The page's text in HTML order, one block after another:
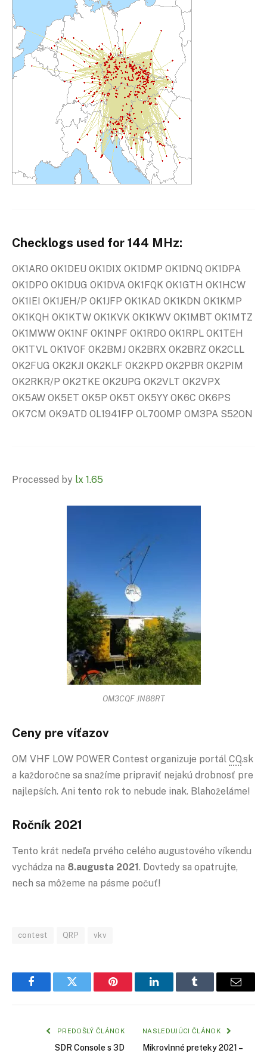
Checklogs used for 144 MHz:
OK1ARO OK1DEU OK1DIX OK1DMP OK1DNQ OK1DPA
OK1DPO OK1DUG OK1DVA OK1FQK OK1GTH OK1HCW
OK1IEI OK1JEH/P OK1JFP OK1KAD OK1KDN OK1KMP
OK1KQH OK1KTW OK1KVK OK1KWV OK1MBT OK1MTZ
OK1MWW OK1NF OK1NPF OK1RDO OK1RPL OK1TEH
OK1TVL OK1VOF OK2BMJ OK2BRX OK2BRZ OK2CLL
OK2FUG OK2KJI OK2KLF OK2KPD OK2PBR OK2PIM
OK2RKR/P OK2TKE OK2UPG OK2VLT OK2VPX
OK5AW OK5ET OK5P OK5T OK5YY OK6C OK6PS
OK7CM OK9ATD OL1941FP OL70OMP OM3PA S52ON
Processed by lx 1.65
OM3CQF JN88RT
Ceny pre víťazov
OM VHF LOW POWER Contest organizuje portál CQ.sk
a každoročne sa snažíme pripraviť nejakú drobnosť pre
najlepších. Ani tento rok to nebude inak. Blahoželáme!
Ročník 2021
Tento krát nedeľa prvého celého augustového víkendu
vychádza na 8.augusta 2021. Dovtedy sa opatrujte,
nech sa môžeme na pásme počuť!
contest QRP vkv
FacebookTwitter Pinterest LinkedInTumblr Email
PREDOŠLÝ ČLÁNOK
SDR Console s 3D
NASLEDUJÚCI ČLÁNOK
Mikrovlnné preteky 2021 –